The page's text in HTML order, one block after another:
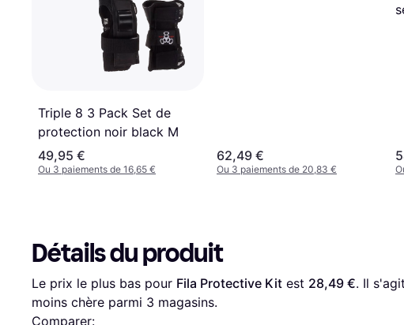
Triple 8 3 Pack Set de
protection noir black M
49,95 €
Ou 3 paiements de 16,65 €
62,49 €
Ou 3 paiements de 20,83 €
Détails du produit
Le prix le plus bas pour Fila Protective Kit est 28,49 €. Il
moins chère parmi 3 magasins.
Comparer: